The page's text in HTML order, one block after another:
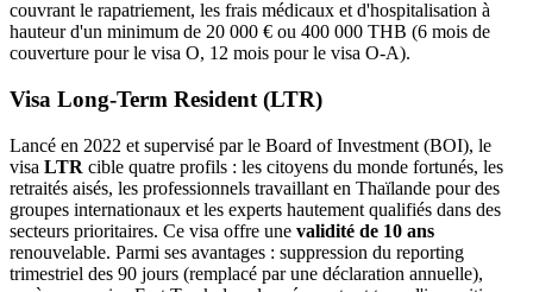
couvrant le rapatriement, les frais médicaux et d'hospitalisation à
hauteur d'un minimum de 20 000 € ou 400 000 THB (6 mois de
couverture pour le visa O, 12 mois pour le visa O-A).
Visa Long-Term Resident (LTR)
Lancé en 2022 et supervisé par le Board of Investment (BOI), le
visa LTR cible quatre profils : les citoyens du monde fortunés, les
retraités aisés, les professionnels travaillant en Thaïlande pour des
groupes internationaux et les experts hautement qualifiés dans des
secteurs prioritaires. Ce visa offre une validité de 10 ans
renouvelable. Parmi ses avantages : suppression du reporting
trimestriel des 90 jours (remplacé par une déclaration annuelle),